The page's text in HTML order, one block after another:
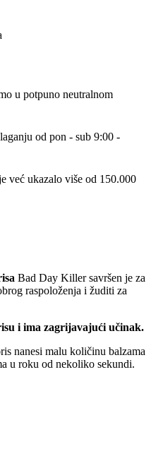
u potpuno neutralnom
od pon - sub 9:00 -
već ukazalo više od 150.000
Bad Day Killer savršen je za
raspoloženja i žuditi za
i ima zagrijavajući učinak.
nanesi malu količinu balzama
u roku od nekoliko sekundi.